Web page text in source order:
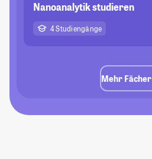
Nanoanalytik studieren
4 Studiengänge
Mehr Fächer